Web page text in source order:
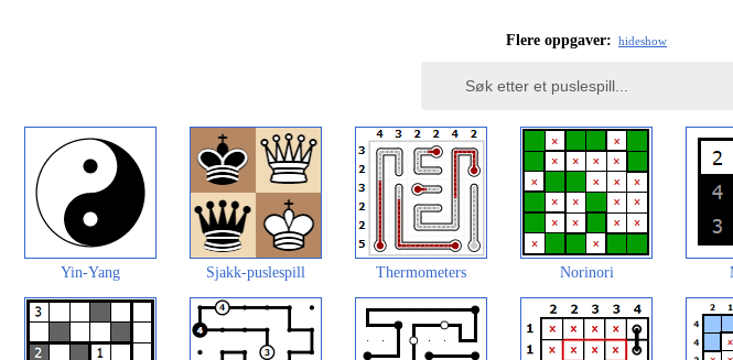
Flere oppgaver: hideshow
Yin-Yang Sjakk-puslespill Thermometers Norinori